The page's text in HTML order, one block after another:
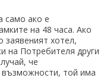
само ако е
на 48 часа. Ако
хотел,
на Потребителя други
че
възможности, той има